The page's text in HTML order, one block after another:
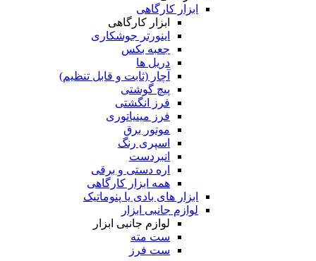
ابزار کارگاهی
ابزار کارگاهی
اینورتر جوشکاری
جعبه بکس
دریل ها
آچار (ثابت و قابل تنظیم)
پیچ گوشتی
فرز انگشتی
فرز مینیاتوری
موتور برق
اسپری رنگ
انبردست
اره دستی و برقی
همه ابزار کارگاهی
ابزار های بادی یا پنوماتیک
لوازم جانبی ابزار
لوازم جانبی ابزار
ست مته
ست فرز